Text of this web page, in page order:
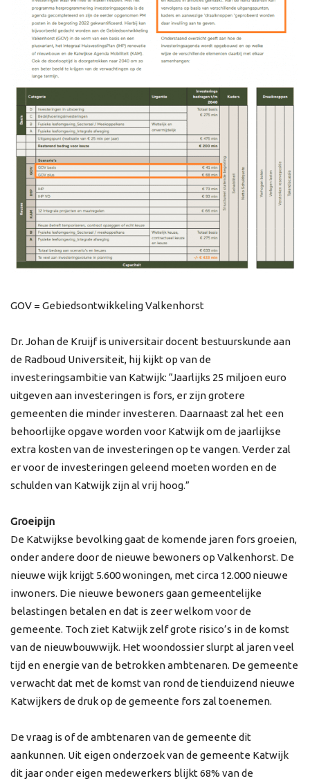
GOV = Gebiedsontwikkeling Valkenhorst
Dr. Johan de Kruijf is universitair docent bestuurskunde aan
de Radboud Universiteit, hij kijkt op van de
investeringsambitie van Katwijk: “Jaarlijks 25 miljoen euro
uitgeven aan investeringen is fors, er zijn grotere
gemeenten die minder investeren. Daarnaast zal het een
behoorlijke opgave worden voor Katwijk om de jaarlijkse
extra kosten van de investeringen op te vangen. Verder zal
er voor de investeringen geleend moeten worden en de
schulden van Katwijk zijn al vrij hoog.”
Groeipijn
De Katwijkse bevolking gaat de komende jaren fors groeien,
onder andere door de nieuwe bewoners op Valkenhorst. De
nieuwe wijk krijgt 5.600 woningen, met circa 12.000 nieuwe
inwoners. Die nieuwe bewoners gaan gemeentelijke
belastingen betalen en dat is zeer welkom voor de
gemeente. Toch ziet Katwijk zelf grote risico’s in de komst
van de nieuwbouwwijk. Het woondossier slurpt al jaren veel
tijd en energie van de betrokken ambtenaren. De gemeente
verwacht dat met de komst van rond de tienduizend nieuwe
Katwijkers de druk op de gemeente fors zal toenemen.
De vraag is of de ambtenaren van de gemeente dit
aankunnen. Uit eigen onderzoek van de gemeente Katwijk
dit jaar onder eigen medewerkers blijkt 68% van de